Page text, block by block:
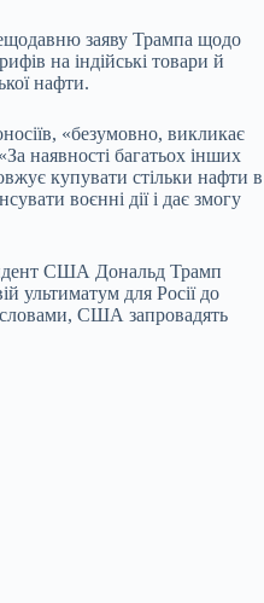
заяву Трампа щодо
на індійські товари й
нафти.
«безумовно, викликає
наявності багатьох інших
купувати стільки нафти в
воєнні дії і дає змогу
США Дональд Трамп
ультиматум для Росії до
словами, США запровадять